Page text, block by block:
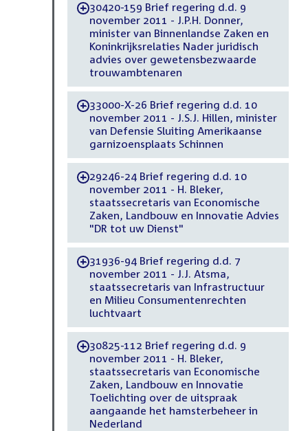
-30420-159 Brief regering d.d. 9
november 2011 - J.P.H. Donner,
minister van Binnenlandse Zaken en
Koninkrijksrelaties Nader juridisch
advies over gewetensbezwaarde
trouwambtenaren
-33000-X-26 Brief regering d.d. 10
november 2011 - J.S.J. Hillen, minister
van Defensie Sluiting Amerikaanse
garnizoensplaats Schinnen
-29246-24 Brief regering d.d. 10
november 2011 - H. Bleker,
staatssecretaris van Economische
Zaken, Landbouw en Innovatie Advies
"DR tot uw Dienst"
-31936-94 Brief regering d.d. 7
november 2011 - J.J. Atsma,
staatssecretaris van Infrastructuur
en Milieu Consumentenrechten
luchtvaart
-30825-112 Brief regering d.d. 9
november 2011 - H. Bleker,
staatssecretaris van Economische
Zaken, Landbouw en Innovatie
Toelichting over de uitspraak
aangaande het hamsterbeheer in
Nederland